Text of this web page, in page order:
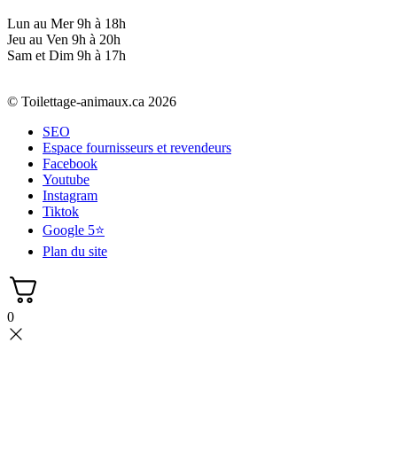
Lun au Mer 9h à 18h
Jeu au Ven 9h à 20h
Sam et Dim 9h à 17h
© Toilettage-animaux.ca 2026
SEO
Espace fournisseurs et revendeurs
Facebook
Youtube
Instagram
Tiktok
Google 5⭐
Plan du site
0